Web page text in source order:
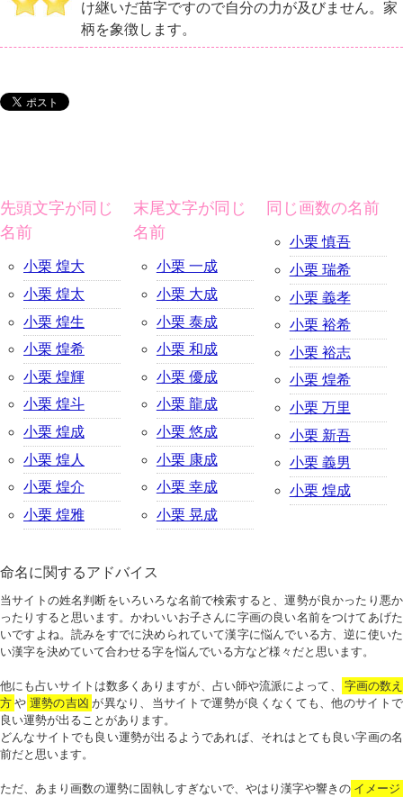
け継いだ苗字ですので自分の力が及びません。家
柄を象徴します。
先頭文字が同じ
名前
小栗 煌大
小栗 煌太
小栗 煌生
小栗 煌希
小栗 煌輝
小栗 煌斗
小栗 煌成
小栗 煌人
小栗 煌介
小栗 煌雅
末尾文字が同じ
名前
小栗 一成
小栗 大成
小栗 泰成
小栗 和成
小栗 優成
小栗 龍成
小栗 悠成
小栗 康成
小栗 幸成
小栗 晃成
同じ画数の名前
小栗 慎吾
小栗 瑞希
小栗 義孝
小栗 裕希
小栗 裕志
小栗 煌希
小栗 万里
小栗 新吾
小栗 義男
小栗 煌成
命名に関するアドバイス
当サイトの姓名判断をいろいろな名前で検索すると、運勢が良かったり悪か
ったりすると思います。かわいいお子さんに字画の良い名前をつけてあげた
いですよね。読みをすでに決められていて漢字に悩んでいる方、逆に使いた
い漢字を決めていて合わせる字を悩んでいる方など様々だと思います。
他にも占いサイトは数多くありますが、占い師や流派によって、
字画の数え
方 や 運勢の吉凶 が異なり、当サイトで運勢が良くなくても、他のサイトで
良い運勢が出ることがあります。
どんなサイトでも良い運勢が出るようであれば、それはとても良い字画の名
前だと思います。
ただ、あまり画数の運勢に固執しすぎないで、やはり漢字や響きの イメージ